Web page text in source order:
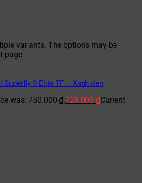
variants. The options may be
page
Superfly 9 Elite TF – Xanh đen
was: 750.000 ₫.729.000 ₫Current